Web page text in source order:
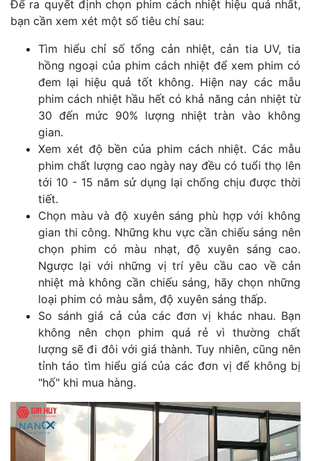
Để ra quyết định chọn phim cách nhiệt hiệu quả nhất,
bạn cần xem xét một số tiêu chí sau:
Tìm hiểu chỉ số tổng cản nhiệt, cản tia UV, tia
hồng ngoại của phim cách nhiệt để xem phim có
đem lại hiệu quả tốt không. Hiện nay các mẫu
phim cách nhiệt hầu hết có khả năng cản nhiệt từ
30 đến mức 90% lượng nhiệt tràn vào không
gian.
Xem xét độ bền của phim cách nhiệt. Các mẫu
phim chất lượng cao ngày nay đều có tuổi thọ lên
tới 10 - 15 năm sử dụng lại chống chịu được thời
tiết.
Chọn màu và độ xuyên sáng phù hợp với không
gian thi công. Những khu vực cần chiếu sáng nên
chọn phim có màu nhạt, độ xuyên sáng cao.
Ngược lại với những vị trí yêu cầu cao về cản
nhiệt mà không cần chiếu sáng, hãy chọn những
loại phim có màu sẫm, độ xuyên sáng thấp.
So sánh giá cả của các đơn vị khác nhau. Bạn
không nên chọn phim quá rẻ vì thường chất
lượng sẽ đi đôi với giá thành. Tuy nhiên, cũng nên
tỉnh táo tìm hiểu giá của các đơn vị để không bị
"hố" khi mua hàng.